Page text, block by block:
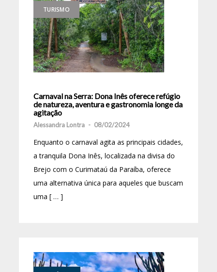
TURISMO
Carnaval na Serra: Dona Inês oferece refúgio
de natureza, aventura e gastronomia longe da
agitação
Alessandra Lontra - 08/02/2024
Enquanto o carnaval agita as principais cidades,
a tranquila Dona Inês, localizada na divisa do
Brejo com o Curimataú da Paraíba, oferece
uma alternativa única para aqueles que buscam
uma [ … ]